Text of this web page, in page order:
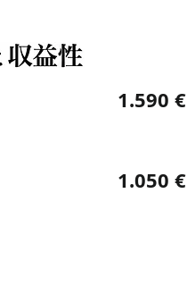
1.590 €
1.050 €